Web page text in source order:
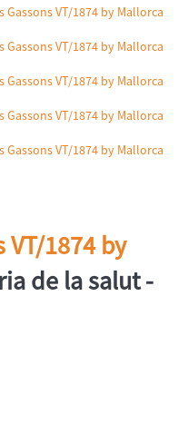
VT/1874 by
de la salut -